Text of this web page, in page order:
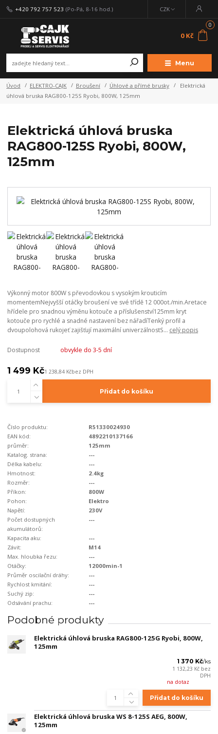
Menu
CZK
+420 792 757 523 (Po-Pá, 8-16 hod.)
0
0 Kč
Úvod ELEKTRO-CAJK Broušení Úhlové a přímé brusky
Elektrická
úhlová bruska RAG800-125S Ryobi, 800W, 125mm
Elektrická úhlová bruska
RAG800-125S Ryobi, 800W,
125mm
Výkonný motor 800W s převodovkou s vysokým krouticím
momentemNejvyšší otáčky broušení ve své třídě 12 000ot./min.Aretace
hřídele pro snadnou výměnu kotouče a příslušenství125mm kryt
kotouče pro rychlé a snadné nastavení bez nářadíTenký profil a
dvoupolohová rukojeť zajišťují maximální univerzálnostS... celý popis
Dostupnost obvykle do 3-5 dní
1 499 Kč1 238,84 Kčbez DPH
Přidat do košíku
Číslo produktu:
R51330024930
EAN kód:
4892210137166
průměr:
125mm
Katalog. strana:
---
Délka kabelu:
---
Hmotnost:
2.4kg
Rozměr:
---
Příkon:
800W
Pohon:
Elektro
Napětí:
230V
Počet dostupných
akumulátorů:
---
Kapacita aku:
---
Závit:
M14
Max. hloubka řezu:
---
Otáčky:
12000min-1
Průměr oscilační dráhy:
---
Rychlost kmitání:
---
Suchý zip:
---
Odsávání prachu:
---
Podobné produkty
Elektrická úhlová bruska RAG800-125G Ryobi, 800W,
125mm
1 370 Kč/ks
1 132,23 Kč bez
DPH
na dotaz
Přidat do košíku
Elektrická úhlová bruska WS 8-125S AEG, 800W,
125mm